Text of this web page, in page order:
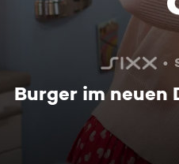
Burger im neuen